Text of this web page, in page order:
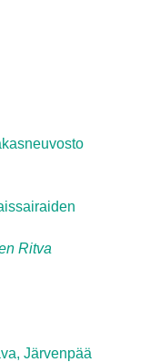
Ritva
Järvenpää